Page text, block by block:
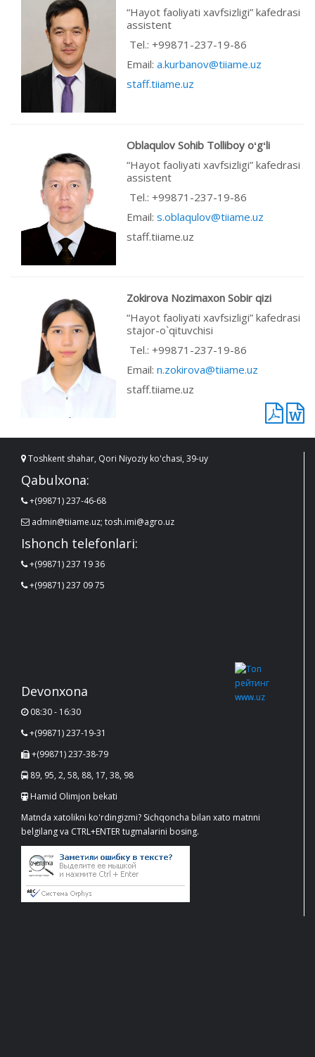
“Hayot faoliyati xavfsizligi” kafedrasi
assistent
Tel.: +99871-237-19-86
Email: a.kurbanov@tiiame.uz
staff.tiiame.uz
Oblaqulov Sohib Tolliboy oʻgʻli
“Hayot faoliyati xavfsizligi” kafedrasi
assistent
Tel.: +99871-237-19-86
Email: s.oblaqulov@tiiame.uz
staff.tiiame.uz
Zokirova Nozimaxon Sobir qizi
“Hayot faoliyati xavfsizligi” kafedrasi
stajor-o`qituvchisi
Tel.: +99871-237-19-86
Email: n.zokirova@tiiame.uz
staff.tiiame.uz
Toshkent shahar, Qori Niyoziy ko'chasi, 39-uy
Qabulxona:
+(99871) 237-46-68
admin@tiiame.uz; tosh.imi@agro.uz
Ishonch telefonlari:
+(99871) 237 19 36
+(99871) 237 09 75
Devonxona
08:30 - 16:30
+(99871) 237-19-31
+(99871) 237-38-79
89, 95, 2, 58, 88, 17, 38, 98
Hamid Olimjon bekati
Matnda xatolikni ko'rdingizmi? Sichqoncha bilan xato matnni
belgilang va CTRL+ENTER tugmalarini bosing.